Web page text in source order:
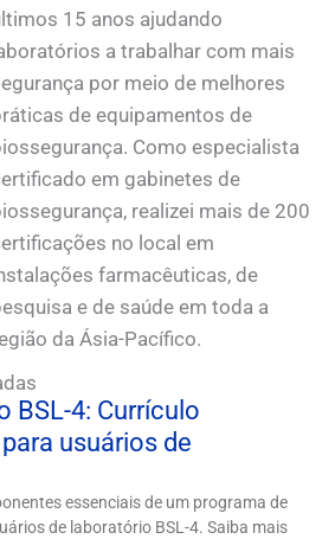
15 anos ajudando
a trabalhar com mais
por meio de melhores
de equipamentos de
Como especialista
em gabinetes de
realizei mais de 200
no local em
farmacêuticas, de
e de saúde em toda a
da Ásia-Pacífico.
BSL-4: Currículo
usuários de
essenciais de um programa de
de laboratório BSL-4. Saiba mais